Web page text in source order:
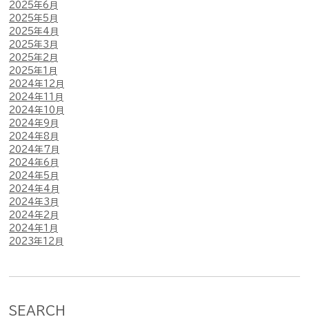
2025年6月
2025年5月
2025年4月
2025年3月
2025年2月
2025年1月
2024年12月
2024年11月
2024年10月
2024年9月
2024年8月
2024年7月
2024年6月
2024年5月
2024年4月
2024年3月
2024年2月
2024年1月
2023年12月
SEARCH